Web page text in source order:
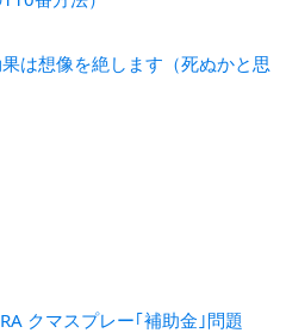
は想像を絶します（死ぬかと思
クマスプレー｢補助金｣問題